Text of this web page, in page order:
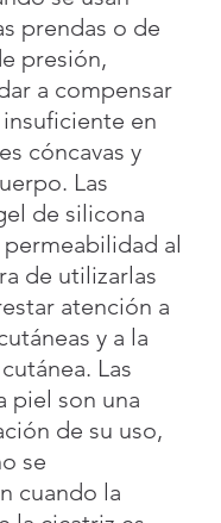
prendas o de
presión,
a compensar
en
cóncavas y
Las
de silicona
al
de utilizarlas
atención a
y a la
Las
piel son una
de su uso,
se
cuando la